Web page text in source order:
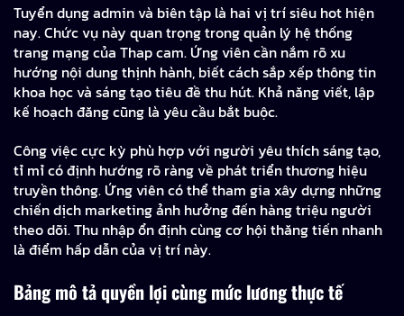
Tuyển dụng admin và biên tập là hai vị trí siêu hot hiện
nay. Chức vụ này quan trọng trong quản lý hệ thống
trang mạng của Thap cam. Ứng viên cần nắm rõ xu
hướng nội dung thịnh hành, biết cách sắp xếp thông tin
khoa học và sáng tạo tiêu đề thu hút. Khả năng viết, lập
kế hoạch đăng cũng là yêu cầu bắt buộc.
Công việc cực kỳ phù hợp với người yêu thích sáng tạo,
tỉ mỉ có định hướng rõ ràng về phát triển thương hiệu
truyền thông. Ứng viên có thể tham gia xây dựng những
chiến dịch marketing ảnh hưởng đến hàng triệu người
theo dõi. Thu nhập ổn định cùng cơ hội thăng tiến nhanh
là điểm hấp dẫn của vị trí này.
Bảng mô tả quyền lợi cùng mức lương thực tế